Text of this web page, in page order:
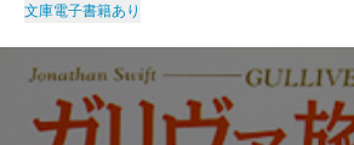
文庫電子書籍あり